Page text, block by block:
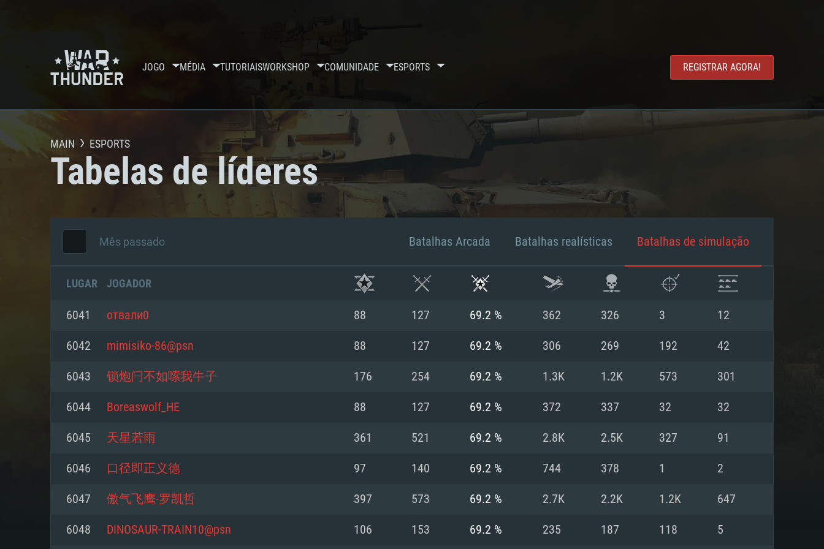
JOGO MÉDIA TUTORIAISWORKSHOP COMUNIDADE ESPORTS REGISTRAR AGORA!
REQUERIMENTOS DE SISTEMA
MAIN ESPORTS
Tabelas de líderes
Mês passado Batalhas Arcada Batalhas realísticas Batalhas de simulação
LUGAR JOGADOR
6041 отвали0 88 127 69.2 % 362 326 3 12
6042 mimisiko-86@psn 88 127 69.2 % 306 269 192 42
6043 锁炮闩不如嗦我牛子 176 254 69.2 % 1.3K 1.2K 573 301
6044 Boreaswolf_HE 88 127 69.2 % 372 337 32 32
6045 天星若雨 361 521 69.2 % 2.8K 2.5K 327 91
6046 口径即正义德 97 140 69.2 % 744 378 1 2
6047 傲气飞鹰-罗凯哲 397 573 69.2 % 2.7K 2.2K 1.2K 647
6048 DINOSAUR-TRAIN10@psn 106 153 69.2 % 235 187 118 5